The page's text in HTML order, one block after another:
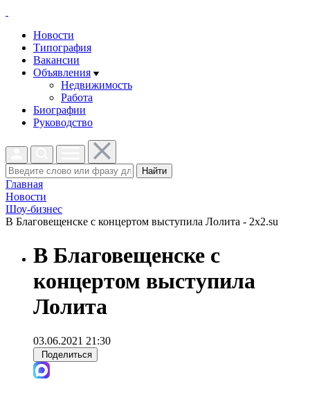
Новости
Типография
Вакансии
Объявления
Недвижимость
Работа
Биографии
Руководство
Найти
Главная
Новости
Шоу-бизнес
В Благовещенске с концертом выступила Лолита - 2x2.su
В Благовещенске с
концертом выступила
Лолита
03.06.2021 21:30
Поделиться